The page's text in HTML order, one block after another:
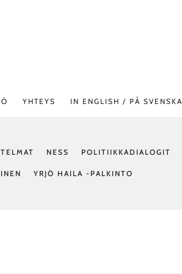
YHTEYS IN ENGLISH / PÅ SVENSKA
NESS POLITIIKKADIALOGIT
YRJÖ HAILA -PALKINTO